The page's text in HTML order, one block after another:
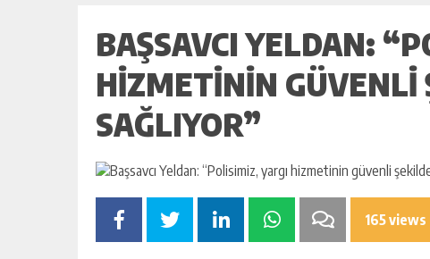
BAŞSAVCI YELDAN:
HIZMETININ GÜVENLI
SAĞLIYOR”
165 views